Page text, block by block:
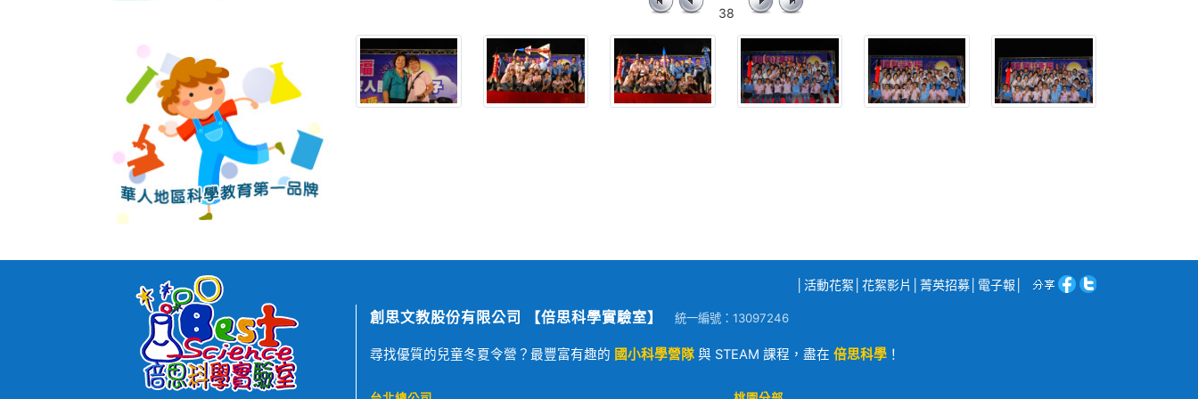
38
活動花絮 花絮影片 菁英招募 電子報
創思文教股份有限公司 【倍思科學實驗室】 統一編號：13097246
尋找優質的兒童冬夏令營？最豐富有趣的 國小科學營隊 與 STEAM 課程，盡在 倍思科學 ！